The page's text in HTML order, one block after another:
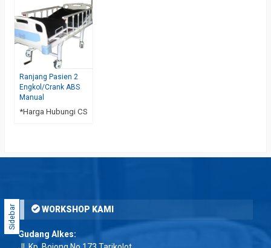
Ranjang Pasien 2
Engkol/Crank ABS
Manual
*Harga Hubungi CS
Sidebar WORKSHOP KAMI
Gudang Alkes: